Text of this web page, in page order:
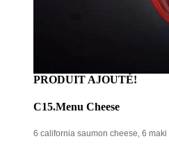
PRODUIT AJOUTÉ!
C15.Menu Cheese
6 california saumon cheese, 6 maki